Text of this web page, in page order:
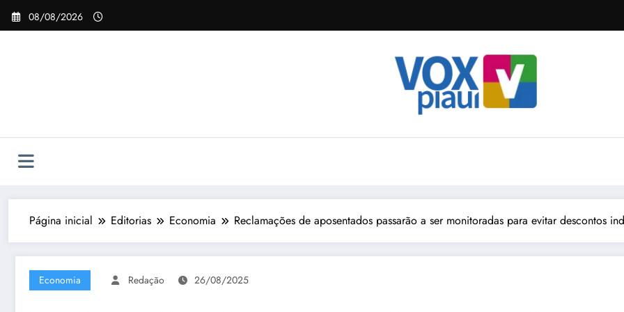
Pular
para
08/08/2026
Página inicial Editorias Economia Reclamações de aposentados passarão a ser monitoradas para evitar descontos
Economia Redação 26/08/2025